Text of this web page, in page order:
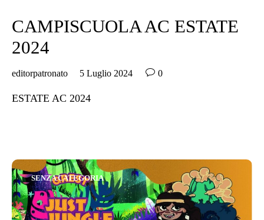
CAMPISCUOLA AC ESTATE
2024
editorpatronato 5 Luglio 2024  0
ESTATE AC 2024
Category
SENZA CATEGORIA